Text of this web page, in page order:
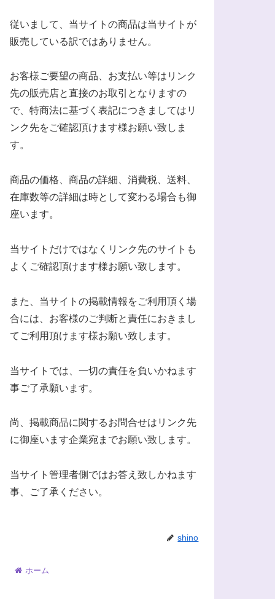
従いまして、当サイトの商品は当サイトが
販売している訳ではありません。
お客様ご要望の商品、お支払い等はリンク
先の販売店と直接のお取引となりますの
で、特商法に基づく表記につきましてはリ
ンク先をご確認頂けます様お願い致しま
す。
商品の価格、商品の詳細、消費税、送料、
在庫数等の詳細は時として変わる場合も御
座います。
当サイトだけではなくリンク先のサイトも
よくご確認頂けます様お願い致します。
また、当サイトの掲載情報をご利用頂く場
合には、お客様のご判断と責任におきまし
てご利用頂けます様お願い致します。
当サイトでは、一切の責任を負いかねます
事ご了承願います。
尚、掲載商品に関するお問合せはリンク先
に御座います企業宛までお願い致します。
当サイト管理者側ではお答え致しかねます
事、ご了承ください。
shino
ホーム